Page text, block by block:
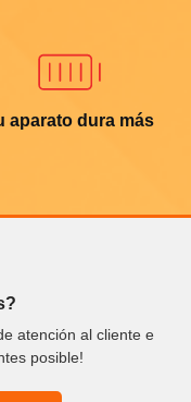
aparato dura más
atención al cliente e
posible!